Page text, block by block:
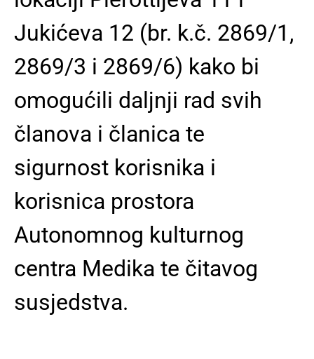
Jukićeva 12 (br. k.č. 2869/1,
2869/3 i 2869/6) kako bi
omogućili daljnji rad svih
članova i članica te
sigurnost korisnika i
korisnica prostora
Autonomnog kulturnog
centra Medika te čitavog
susjedstva.